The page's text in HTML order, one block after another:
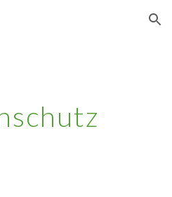
Skip to navigation